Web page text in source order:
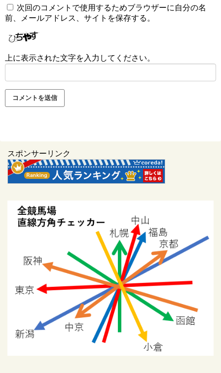
次回のコメントで使用するためブラウザーに自分の名
前、メールアドレス、サイトを保存する。
上に表示された文字を入力してください。
スポンサーリンク